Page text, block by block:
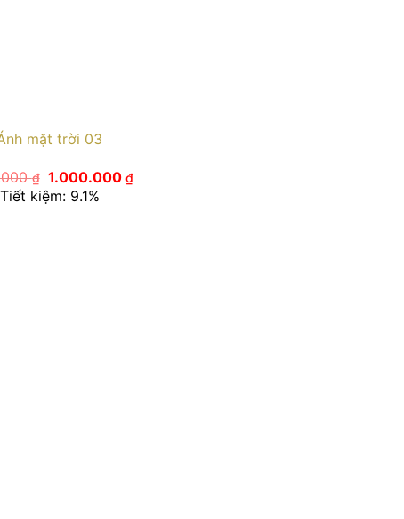
mặt trời 03
₫ Giá
gốc
là:
1.000.000₫Giá
Tiết kiệm: 9.1%